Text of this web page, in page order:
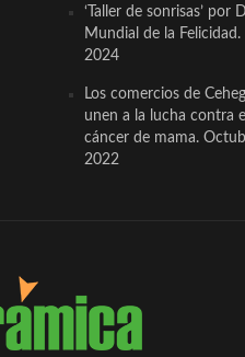
‘Taller de sonrisas’ por
Mundial de la
2024
Los comercios de
unen a la lucha contra el
cáncer de mama.
2022